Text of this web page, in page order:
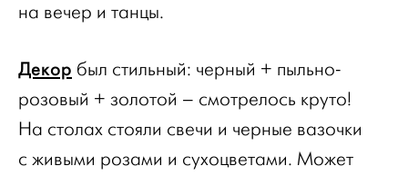
на вечер и танцы.
Декор был стильный: черный + пыльно-
розовый + золотой – смотрелось круто!
На столах стояли свечи и черные вазочки
с живыми розами и сухоцветами. Может